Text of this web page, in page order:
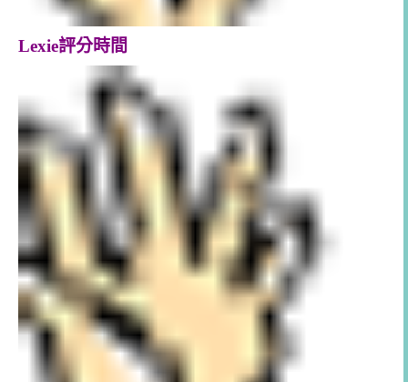
Lexie評分時間